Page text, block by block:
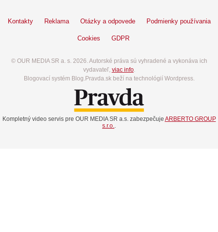
Kontakty Reklama Otázky a odpovede Podmienky používania
Cookies GDPR
© OUR MEDIA SR a. s. 2026. Autorské práva sú vyhradené a vykonáva ich
vydavateľ, viac info.
Blogovací systém Blog.Pravda.sk beží na technológií Wordpress.
Kompletný video servis pre OUR MEDIA SR a.s. zabezpečuje ARBERTO GROUP
s.r.o..